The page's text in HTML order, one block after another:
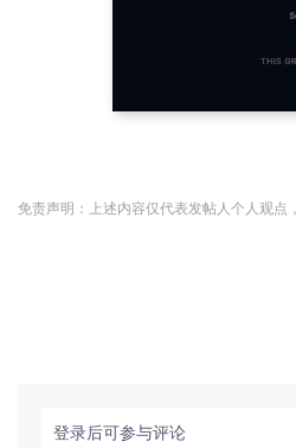
免责声明：上述内容仅代表发帖人个人观点
登录后可参与评论